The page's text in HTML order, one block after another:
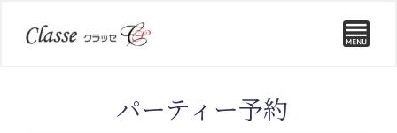
パーティー予約